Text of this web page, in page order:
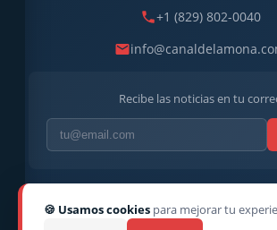
+1 (829) 802-0040
Recibe las noticias en tu
🍪 Usamos cookies para mejorar tu